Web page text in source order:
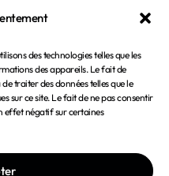
des technologies telles que les
des appareils. Le fait de
traiter des données telles que le
sur ce site. Le fait de ne pas consentir
effet négatif sur certaines
d'utilisation
de vente